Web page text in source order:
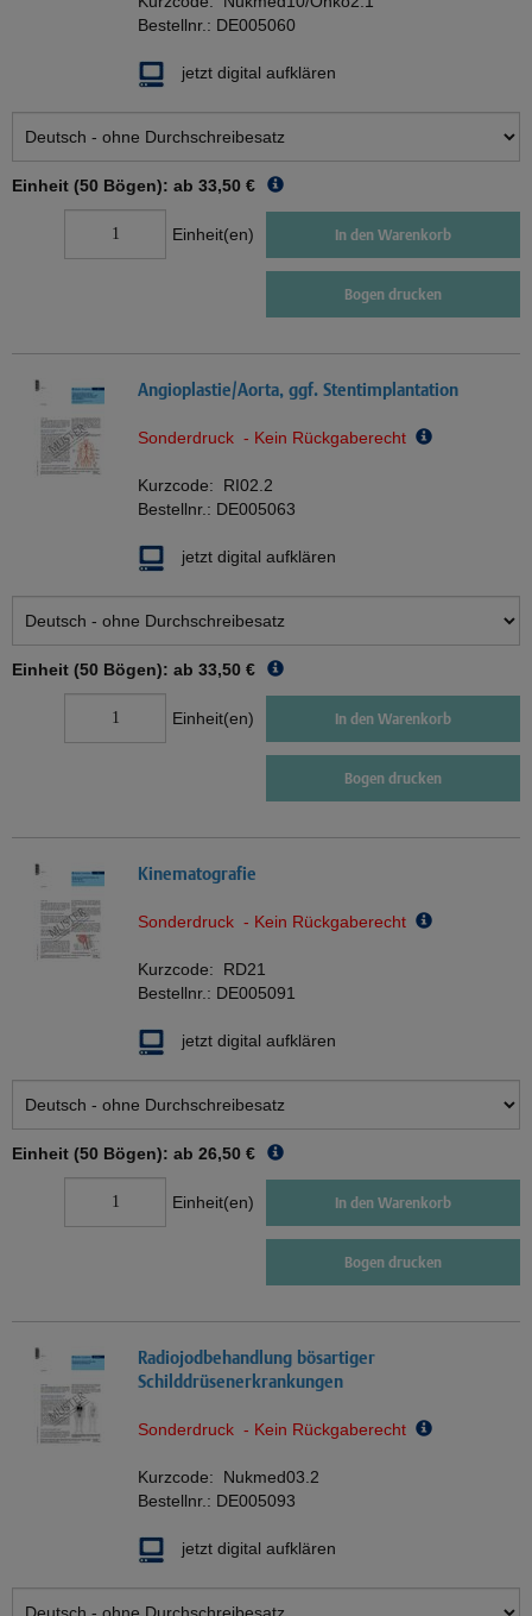
Bestellnr.: DE005060
jetzt digital aufklären
Einheit (50 Bögen): ab 33,50 €
Einheit(en) In den Warenkorb
Bogen drucken
Angioplastie/Aorta, ggf. Stentimplantation
Sonderdruck - Kein Rückgaberecht
Kurzcode: RI02.2
Bestellnr.: DE005063
jetzt digital aufklären
Einheit (50 Bögen): ab 33,50 €
Einheit(en) In den Warenkorb
Bogen drucken
Kinematografie
Sonderdruck - Kein Rückgaberecht
Kurzcode: RD21
Bestellnr.: DE005091
jetzt digital aufklären
Einheit (50 Bögen): ab 26,50 €
Einheit(en) In den Warenkorb
Bogen drucken
Radiojodbehandlung bösartiger
Schilddrüsenerkrankungen
Sonderdruck - Kein Rückgaberecht
Kurzcode: Nukmed03.2
Bestellnr.: DE005093
jetzt digital aufklären